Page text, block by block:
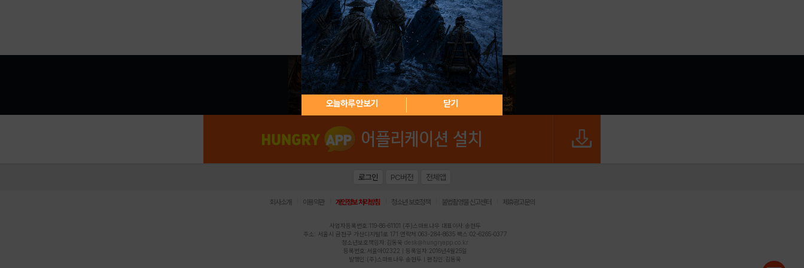
아이디 / 비밀번호 찾기 회원가입
오늘하루 안보기 닫기
로그인 PC버전 전체앱
회사소개 이용약관 개인정보 처리방침 청소년 보호정책 불법촬영물 신고센터 제휴광고문의
사업자등록번호:119-86-61101 (주)스마트나우 대표이사:송현두
주소: 서울시 금천구 가산디지털1로 171 연락처:063-284-8635 팩스:02-6265-0377
청소년보호책임자:김동욱 desk@hungryapp.co.kr
등록번호:서울아02322 | 등록일자:2016년4월25일
발행인:(주)스마트나우 송현두 | 편집인:김동욱